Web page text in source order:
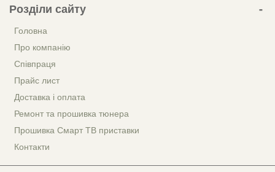
Розділи сайту
Головна
Про компанію
Співпраця
Прайс лист
Доставка і оплата
Ремонт та прошивка тюнера
Прошивка Смарт ТВ приставки
Контакти